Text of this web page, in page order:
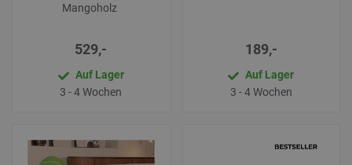
Mangoholz
529,-
Auf Lager
3 - 4 Wochen
189,-
Auf Lager
3 - 4 Wochen